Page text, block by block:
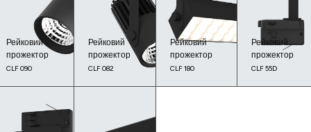
Рейковий
прожектор
CLF 090
Рейковий
прожектор
CLF 082
Рейковий
прожектор
CLF 180
Рейковий
прожектор
CLF 55D